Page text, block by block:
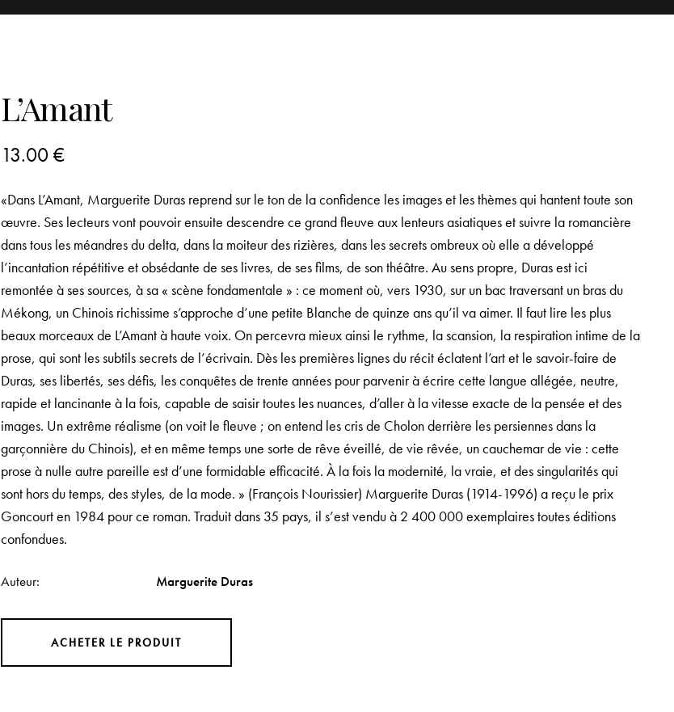
L’Amant
13.00€
«Dans L’Amant, Marguerite Duras reprend sur le ton de la confidence les images et les thèmes qui hantent toute son
œuvre. Ses lecteurs vont pouvoir ensuite descendre ce grand fleuve aux lenteurs asiatiques et suivre la romancière
dans tous les méandres du delta, dans la moiteur des rizières, dans les secrets ombreux où elle a développé
l’incantation répétitive et obsédante de ses livres, de ses films, de son théâtre. Au sens propre, Duras est ici
remontée à ses sources, à sa « scène fondamentale » : ce moment où, vers 1930, sur un bac traversant un bras du
Mékong, un Chinois richissime s’approche d’une petite Blanche de quinze ans qu’il va aimer. Il faut lire les plus
beaux morceaux de L’Amant à haute voix. On percevra mieux ainsi le rythme, la scansion, la respiration intime de la
prose, qui sont les subtils secrets de l’écrivain. Dès les premières lignes du récit éclatent l’art et le savoir-faire de
Duras, ses libertés, ses défis, les conquêtes de trente années pour parvenir à écrire cette langue allégée, neutre,
rapide et lancinante à la fois, capable de saisir toutes les nuances, d’aller à la vitesse exacte de la pensée et des
images. Un extrême réalisme (on voit le fleuve ; on entend les cris de Cholon derrière les persiennes dans la
garçonnière du Chinois), et en même temps une sorte de rêve éveillé, de vie rêvée, un cauchemar de vie : cette
prose à nulle autre pareille est d’une formidable efficacité. À la fois la modernité, la vraie, et des singularités qui
sont hors du temps, des styles, de la mode. » (François Nourissier) Marguerite Duras (1914-1996) a reçu le prix
Goncourt en 1984 pour ce roman. Traduit dans 35 pays, il s’est vendu à 2 400 000 exemplaires toutes éditions
confondues.
Auteur Marguerite Duras
ACHETER LE PRODUIT